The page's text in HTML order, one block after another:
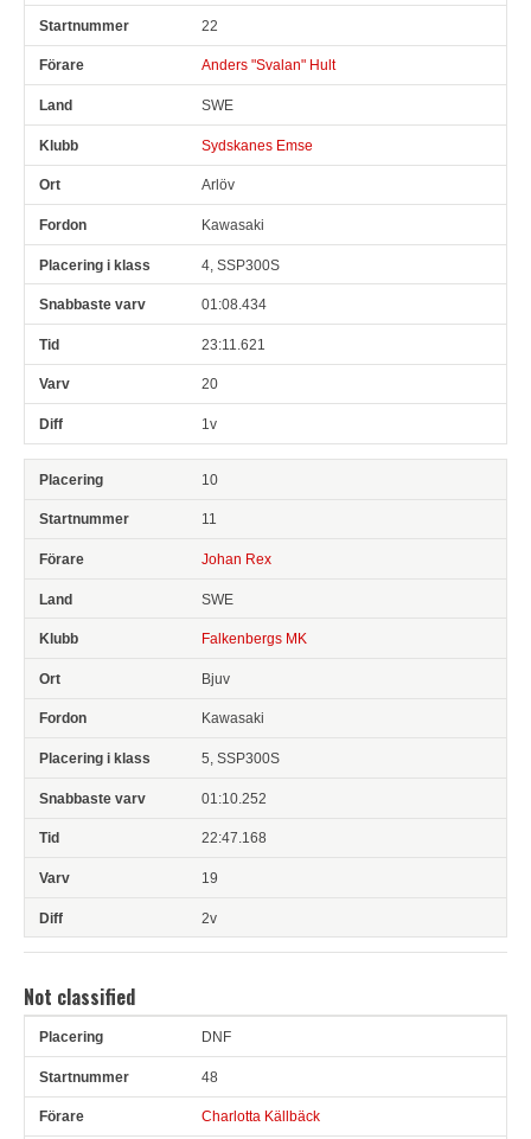
22
Anders "Svalan" Hult
SWE
Sydskanes Emse
Arlöv
Kawasaki
4, SSP300S
01:08.434
23:11.621
20
1v
10
11
Johan Rex
SWE
Falkenbergs MK
Bjuv
Kawasaki
5, SSP300S
01:10.252
22:47.168
19
2v
Not classified
Pl Snr Land
DNF
48
Charlotta Källbäck